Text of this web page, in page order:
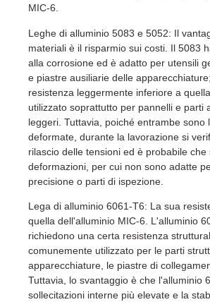
MIC-6.
Leghe di alluminio 5083 e 5052: Il
materiali è il risparmio sui costi. Il 5083
alla corrosione ed è adatto per utensili
e piastre ausiliarie delle
resistenza leggermente inferiore a
utilizzato soprattutto per pannelli e parti
leggeri. Tuttavia, poiché entrambe sono
deformate, durante la lavorazione si
rilascio delle tensioni ed è probabile che
deformazioni, per cui non sono adatte
precisione o parti di ispezione.
Lega di alluminio 6061-T6: La sua
quella dell'alluminio MIC-6. L'alluminio
richiedono una certa resistenza
comunemente utilizzato per le parti
apparecchiature, le piastre di
Tuttavia, lo svantaggio è che l'alluminio
sollecitazioni interne più elevate e la